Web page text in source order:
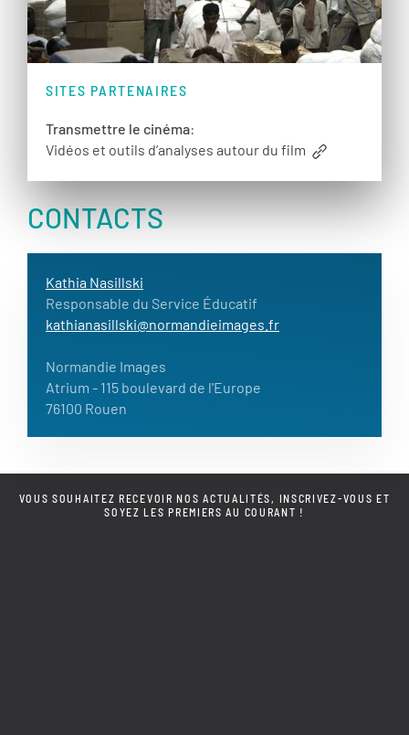
SITES PARTENAIRES
Transmettre le cinéma:
Vidéos et outils d’analyses autour du film
CONTACTS
Kathia Nasillski
Responsable du Service Éducatif
kathianasillski@normandieimages.fr
Normandie Images
Atrium - 115 boulevard de l'Europe
76100 Rouen
VOUS SOUHAITEZ RECEVOIR NOS ACTUALITÉS, INSCRIVEZ-VOUS ET
SOYEZ LES PREMIERS AU COURANT !